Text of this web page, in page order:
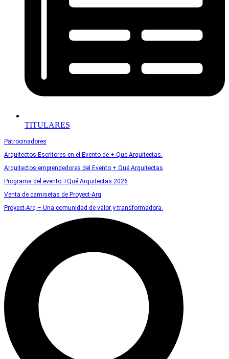
TITULARES
Patrocinadores
Arquitectos Escritores en el Evento de + Qué Arquitectas.
Arquitectos emprendedores del Evento + Qué Arquitectas
Programa del evento +Qué Arquitectas 2026
Venta de camisetas de Proyect-Arq
Proyect-Arq – Una comunidad de valor y transformadora.